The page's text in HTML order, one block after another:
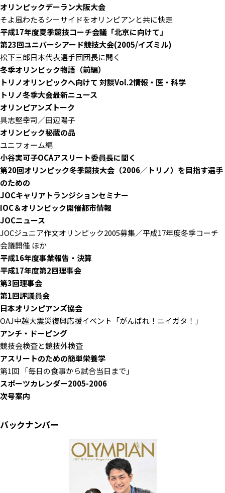
オリンピックデーラン大阪大会
そよ風わたるシーサイドをオリンピアンと共に快走
平成17年度夏季競技コーチ会議「北京に向けて」
第23回ユニバーシアード競技大会(2005/イズミル)
松下三郎日本代表選手団団長に聞く
冬季オリンピック物語（前編）
トリノオリンピックへ向けて 対談Vol.2情報・医・科学
トリノ冬季大会最新ニュース
オリンピアンズトーク
具志堅幸司／田辺陽子
オリンピック秘蔵の品
ユニフォーム編
小谷実可子OCAアスリート委員長に聞く
第20回オリンピック冬季競技大会（2006／トリノ）を目指す選手
のための
JOCキャリアトランジションセミナー
IOC＆オリンピック開催都市情報
JOCニュース
JOCジュニア作文オリンピック2005募集／平成17年度冬季コーチ
会議開催 ほか
平成16年度事業報告・決算
平成17年度第2回理事会
第3回理事会
第1回評議員会
日本オリンピアンズ協会
OAJ中越大震災復興応援イベント「がんばれ！ニイガタ！」
アンチ・ドーピング
競技会検査と競技外検査
アスリートのための簡単栄養学
第1回 「毎日の食事から試合当日まで」
スポーツカレンダー2005-2006
次号案内
バックナンバー